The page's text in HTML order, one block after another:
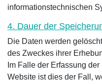
informationstechnischen
4. Dauer der
Die Daten werden
des Zweckes ihrer
Im Falle der Erfassung
Website ist dies der Fall,